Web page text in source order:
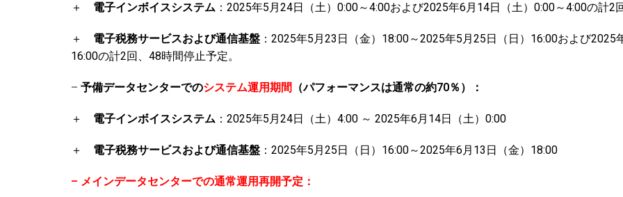
＋ 電子インボイスシステム ：2025年5月24日（土）0:00～4:00および2025年6月14日（土）0:00～4:00の計2
＋ 電子税務サービスおよび通信基盤 ：2025年5月23日（金）18:00～2025年5月25日（日）16:00および2025
16:00の計2回、48時間停止予定。
– 予備データセンターでのシステム運用期間 （パフォーマンスは通常の約70％）：
＋ 電子インボイスシステム ：2025年5月24日（土）4:00 ～ 2025年6月14日（土）0:00
＋ 電子税務サービスおよび通信基盤 ：2025年5月25日（日）16:00～2025年6月13日（金）18:00
– メインデータセンターでの通常運用再開予定：